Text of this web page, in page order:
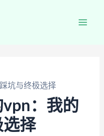
坑与终极选择
：我的
选择